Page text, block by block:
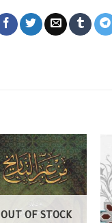
OUT OF STOCK